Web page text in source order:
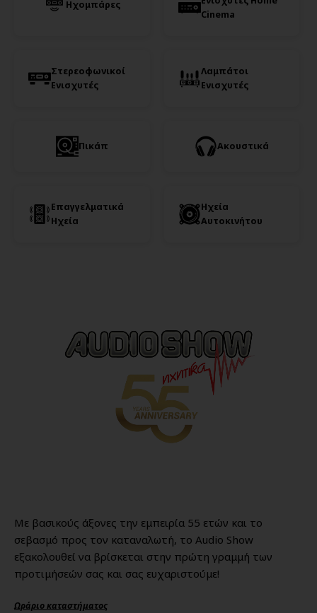
Ηχομπάρες
Cinema
Στερεοφωνικοί
Ενισχυτές
Λαμπάτοι
Ενισχυτές
Πικάπ Ακουστικά
Επαγγελματικά
Ηχεία
Ηχεία
Αυτοκινήτου
Με βασικούς άξονες την εμπειρία 55 ετών και το
σεβασμό προς τον καταναλωτή, το Audio Show
εξακολουθεί να βρίσκεται στην πρώτη γραμμή των
προτιμήσεών σας και σας ευχαριστούμε!
Ωράριο καταστήματος